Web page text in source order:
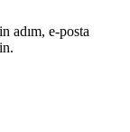
adım, e-posta